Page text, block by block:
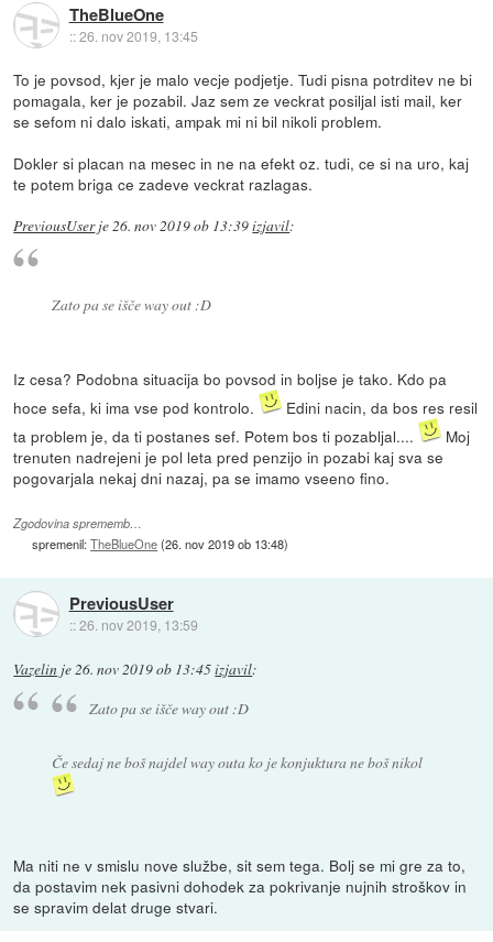
TheBlueOne
::26. nov 2019, 13:45
To je povsod, kjer je malo vecje podjetje. Tudi pisna potrditev ne bi
pomagala, ker je pozabil. Jaz sem ze veckrat posiljal isti mail, ker
se sefom ni dalo iskati, ampak mi ni bil nikoli problem.
Dokler si placan na mesec in ne na efekt oz. tudi, ce si na uro, kaj
te potem briga ce zadeve veckrat razlagas.
PreviousUserje26. nov 2019 ob 13:39izjavil:
Zato pa se išče way out :D
Iz cesa? Podobna situacija bo povsod in boljse je tako. Kdo pa
hoce sefa, ki ima vse pod kontrolo.
Edini nacin, da bos res resil
ta problem je, da ti postanes sef. Potem bos ti pozabljal....
Moj
trenuten nadrejeni je pol leta pred penzijo in pozabi kaj sva se
pogovarjala nekaj dni nazaj, pa se imamo vseeno fino.
Zgodovina sprememb…
spremenil:TheBlueOne(26. nov 2019 ob 13:48)
PreviousUser
::26. nov 2019, 13:59
Vazelin je26. nov 2019 ob 13:45izjavil:
Zato pa se išče way out :D
Če sedaj ne boš najdel way outa ko je konjuktura ne boš nikol
Ma niti ne v smislu nove službe, sit sem tega. Bolj se mi gre za to,
da postavim nek pasivni dohodek za pokrivanje nujnih stroškov in
se spravim delat druge stvari.